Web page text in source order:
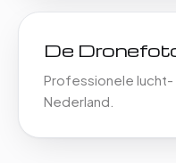
De
Professionele
Nederland.